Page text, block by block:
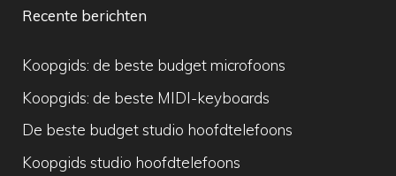
Recente berichten
Koopgids: de beste budget microfoons
Koopgids: de beste MIDI-keyboards
De beste budget studio hoofdtelefoons
Koopgids studio hoofdtelefoons